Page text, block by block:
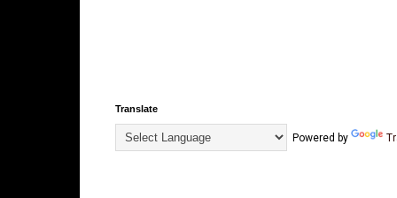
Translate
Powered by